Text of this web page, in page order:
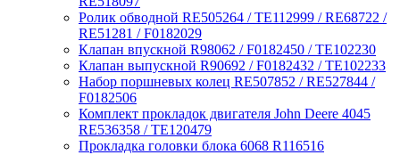
Ролик обводной RE505264 / TE112999 / RE68722 /
RE51281 / F0182029
Клапан впускной R98062 / F0182450 / TE102230
Клапан выпускной R90692 / F0182432 / TE102233
Набор поршневых колец RE507852 / RE527844 /
F0182506
Комплект прокладок двигателя John Deere 4045
RE536358 / TE120479
Прокладка головки блока 6068 R116516